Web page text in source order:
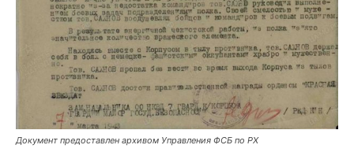
Документ предоставлен архивом Управления ФСБ по РХ